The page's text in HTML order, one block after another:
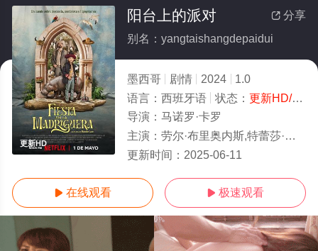
更新HD
 分享
阳台上的派对
别名：yangtaishangdepaidui
墨西哥 剧情 2024
1.0
语言： 西班牙语 状态： 更新HD/高清
导演： 马诺罗·卡罗
主演： 劳尔·布里奥内斯,特蕾莎·鲁伊斯,Alfredo,Gatica,梅赛德斯·埃尔南德
更新时间： 2025-06-11
 在线观看  极速观看